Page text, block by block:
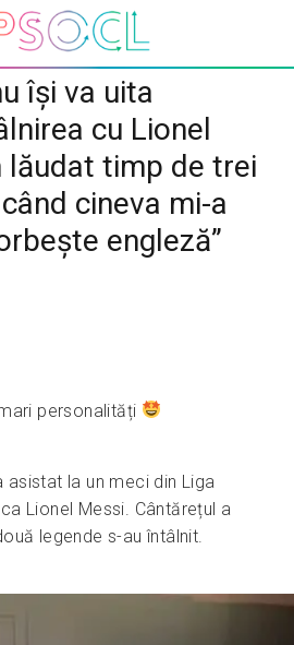
își va uita
cu Lionel
lăudat timp de trei
cineva mi-a
engleză”
personalități
asistat la un meci din Liga
Lionel Messi. Cântărețul a
legende s-au întâlnit.